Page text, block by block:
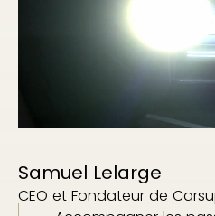
Samuel Lelarge
CEO et Fondateur de